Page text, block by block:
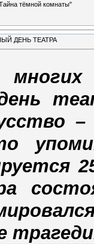
тёмной комнаты"
ДЕНЬ ТЕАТРА